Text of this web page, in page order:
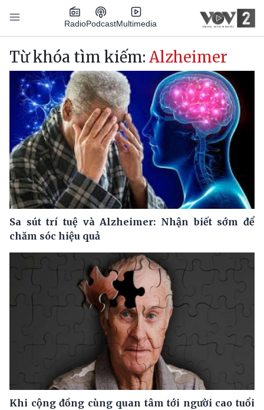
Nhảy đến nội dung
RadioPodcastMultimedia
Main navigation
Từ khóa tìm kiếm: Alzheimer
Sa sút trí tuệ và Alzheimer: Nhận biết sớm để
chăm sóc hiệu quả
Khi cộng đồng cùng quan tâm tới người cao tuổi